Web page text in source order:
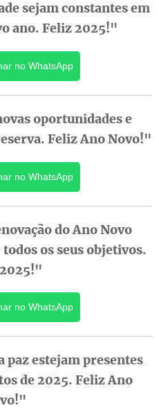
sejam constantes em
ano. Feliz 2025!"
no WhatsApp
oportunidades e
Feliz Ano Novo!"
no WhatsApp
do Ano Novo
os seus objetivos.
no WhatsApp
paz estejam presentes
de 2025. Feliz Ano